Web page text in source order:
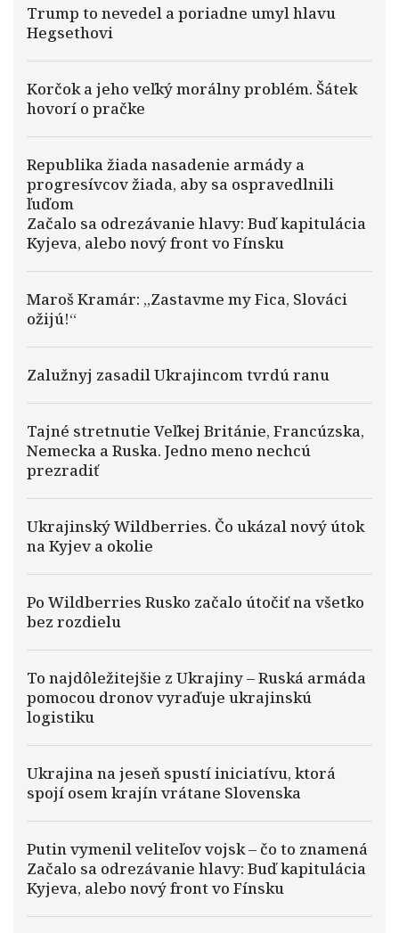
Trump to nevedel a poriadne umyl hlavu
Hegsethovi
Korčok a jeho veľký morálny problém. Šátek
hovorí o pračke
Republika žiada nasadenie armády a
progresívcov žiada, aby sa ospravedlnili
ľuďom
Začalo sa odrezávanie hlavy: Buď kapitulácia
Kyjeva, alebo nový front vo Fínsku
Maroš Kramár: „Zastavme my Fica, Slováci
ožijú!“
Zalužnyj zasadil Ukrajincom tvrdú ranu
Tajné stretnutie Veľkej Británie, Francúzska,
Nemecka a Ruska. Jedno meno nechcú
prezradiť
Ukrajinský Wildberries. Čo ukázal nový útok
na Kyjev a okolie
Po Wildberries Rusko začalo útočiť na všetko
bez rozdielu
To najdôležitejšie z Ukrajiny – Ruská armáda
pomocou dronov vyraďuje ukrajinskú
logistiku
Ukrajina na jeseň spustí iniciatívu, ktorá
spojí osem krajín vrátane Slovenska
Putin vymenil veliteľov vojsk – čo to znamená
Začalo sa odrezávanie hlavy: Buď kapitulácia
Kyjeva, alebo nový front vo Fínsku